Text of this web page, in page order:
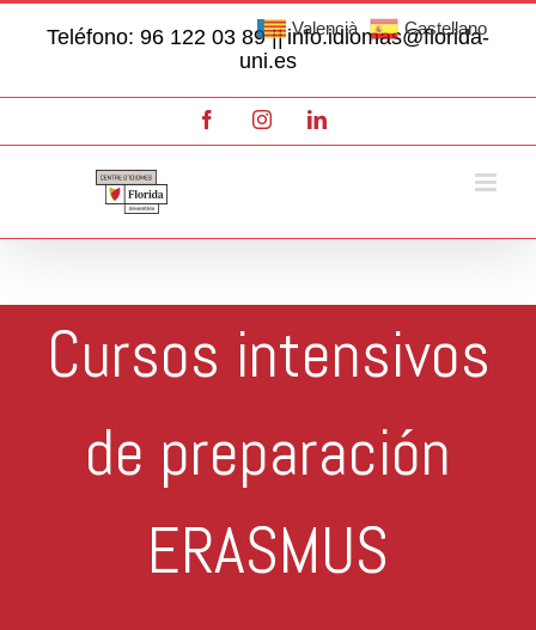
Teléfono: 96 122 03 89 || info.idiomas@florida-
uni.es
FacebookInstagramLinkedIn
Cursos intensivos
de preparación
ERASMUS
Valencià Castellano